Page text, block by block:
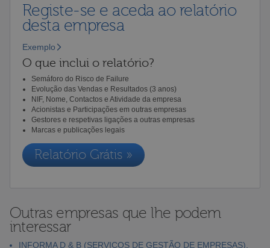
Registe-se e aceda ao relatório
desta empresa
Exemplo
O que inclui o relatório?
Semáforo do Risco de Failure
Evolução das Vendas e Resultados (3 anos)
NIF, Nome, Contactos e Atividade da empresa
Acionistas e Participações em outras empresas
Gestores e respetivas ligações a outras empresas
Marcas e publicações legais
Relatório Grátis »
Outras empresas que lhe podem
interessar
INFORMA D & B (SERVIÇOS DE GESTÃO DE EMPRESAS),